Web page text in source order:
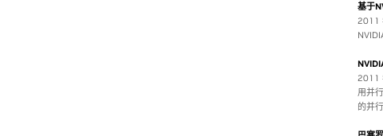
基于
2011
2011
用并
的并